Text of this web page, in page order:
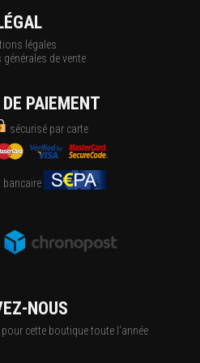
légales
de vente
PAIEMENT
sécurisé par carte
bancaire
NOUS
cette boutique toute l'année